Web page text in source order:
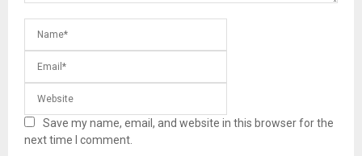
Save my name, email, and website in this browser for the
next time I comment.